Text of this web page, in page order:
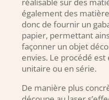
réalisable sur des
également des
donc de fournir un
papier, permettant
façonner un objet
envies. Le procédé est
unitaire ou en série.
De manière plus